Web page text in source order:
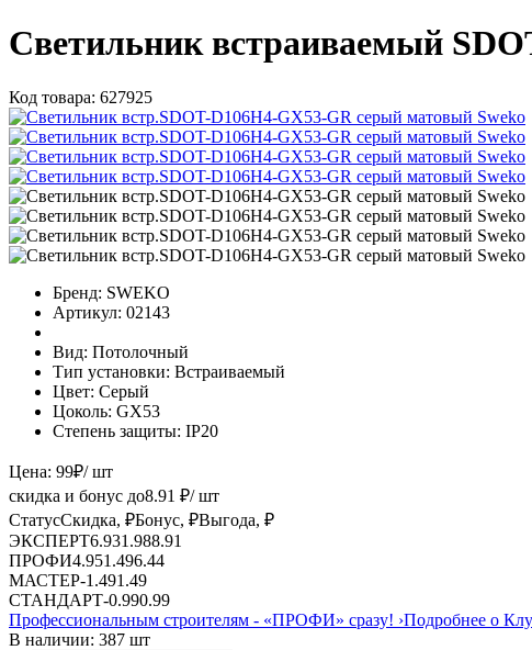
Светильник встраиваемый
Код товара: 627925
Бренд: SWEKO
Артикул: 02143
Вид: Потолочный
Тип установки: Встраиваемый
Цвет: Серый
Цоколь: GX53
Степень защиты: IP20
Цена: 99₽/ шт
скидка и бонус до8.91 ₽/ шт
СтатусСкидка, ₽Бонус, ₽Выгода, ₽
ЭКСПЕРТ6.931.988.91
ПРОФИ4.951.496.44
МАСТЕР-1.491.49
СТАНДАРТ-0.990.99
Профессиональным строителям - «ПРОФИ» сразу! ›Подробнее о
В наличии: 387 шт